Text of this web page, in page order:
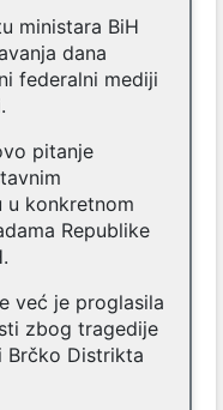
ministara BiH
dana
federalni mediji
pitanje
u konkretnom
Republike
već je proglasila
zbog tragedije
Brčko Distrikta